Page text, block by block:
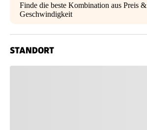
Finde die beste Kombination aus Preis &
Geschwindigkeit
STANDORT